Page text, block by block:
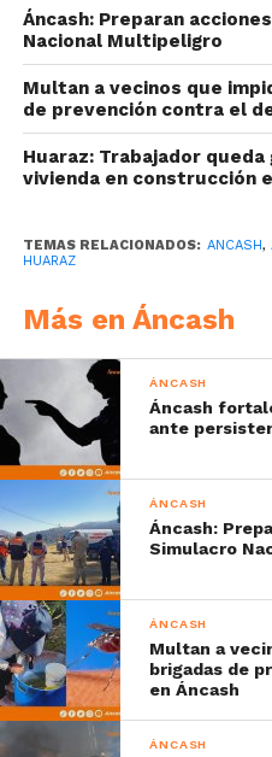
Áncash: Preparan
Nacional Multipeligro
Multan a vecinos que
de prevención contra el
Huaraz: Trabajador
vivienda en construcción
TEMAS RELACIONADOS: ANCASH,
HUARAZ
Más en Áncash
ÁNCASH
Áncash
ante
ÁNCASH
Áncash:
Simulacro
ÁNCASH
Multan a
brigadas de
en Áncash
ÁNCASH